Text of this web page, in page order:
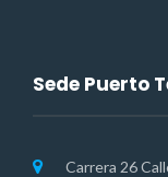
Sede Puerto
Carrera 26